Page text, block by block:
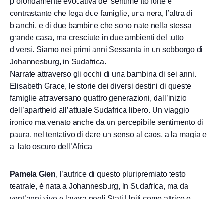
contrastante che lega due famiglie, una nera, l’altra di
bianchi, e di due bambine che sono nate nella stessa
grande casa, ma cresciute in due ambienti del tutto
diversi. Siamo nei primi anni Sessanta in un sobborgo di
Johannesburg, in Sudafrica.
Narrate attraverso gli occhi di una bambina di sei anni,
Elisabeth Grace, le storie dei diversi destini di queste
famiglie attraversano quattro generazioni, dall’inizio
dell’apartheid all’attuale Sudafrica libero. Un viaggio
ironico ma venato anche da un percepibile sentimento di
paura, nel tentativo di dare un senso al caos, alla magia e
al lato oscuro dell’Africa.
Pamela Gien, l’autrice di questo pluripremiato testo
teatrale, è nata a Johannesburg, in Sudafrica, ma da